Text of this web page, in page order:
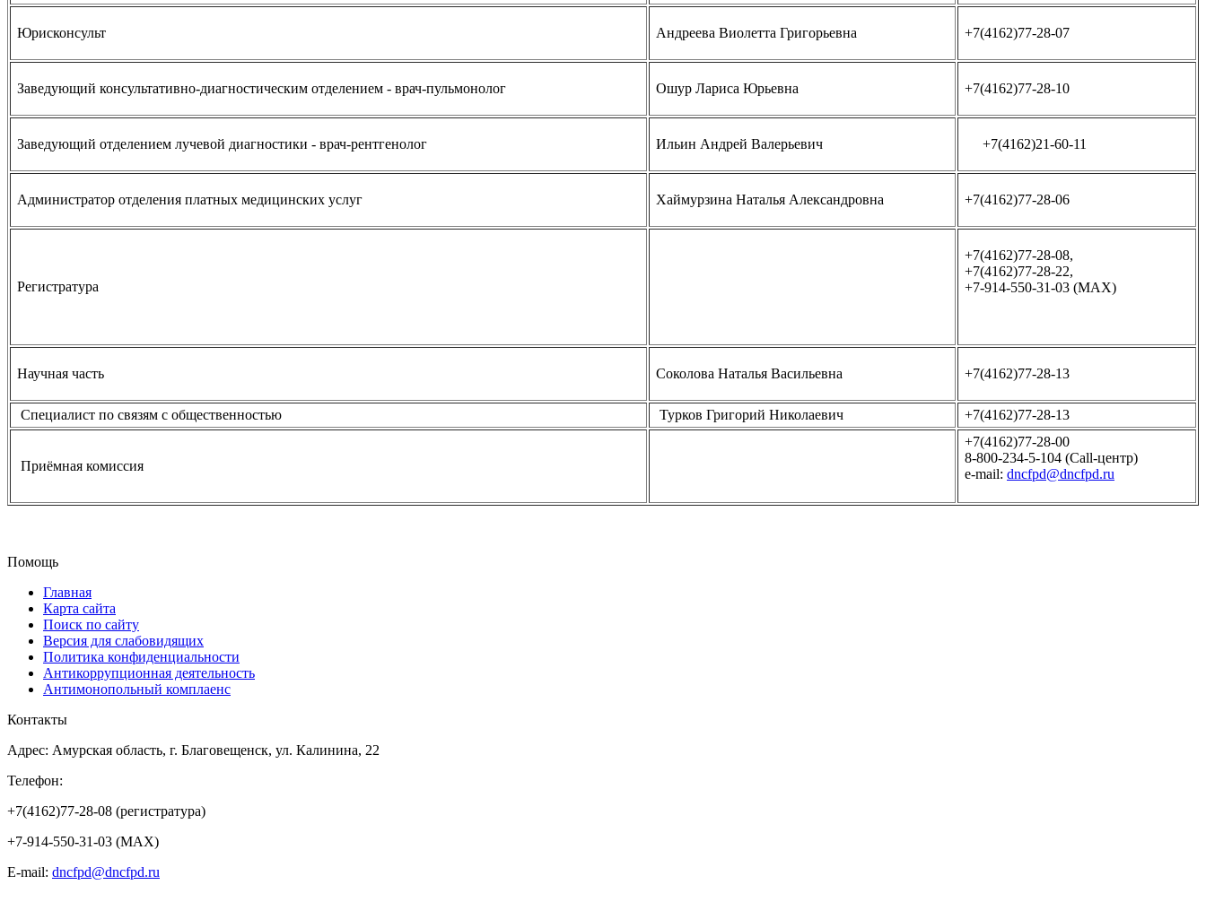
Юрисконсульт Андреева Виолетта Григорьевна +7(4162)77-28-07
Заведующий консультативно-диагностическим отделением - врач-пульмонолог Ошур Лариса Юрьевна +7(4162)77-28-10
Заведующий отделением лучевой диагностики - врач-рентгенолог Ильин Андрей Валерьевич +7(4162)21-60-11
Администратор отделения платных медицинских услуг Хаймурзина Наталья Александровна +7(4162)77-28-06
Регистратура
+7(4162)77-28-08,
+7(4162)77-28-22,
+7-914-550-31-03 (MAX)
Научная часть Соколова Наталья Васильевна +7(4162)77-28-13
Специалист по связям с общественностью Турков Григорий Николаевич +7(4162)77-28-13
Приёмная комиссия
+7(4162)77-28-00
8-800-234-5-104 (Call-центр)
e-mail: dncfpd@dncfpd.ru
Помощь
Главная
Карта сайта
Поиск по сайту
Версия для слабовидящих
Политика конфиденциальности
Антикоррупционная деятельность
Антимонопольный комплаенс
Контакты
Адрес: Амурская область, г. Благовещенск, ул. Калинина, 22
Телефон:
+7(4162)77-28-08 (регистратура)
+7-914-550-31-03 (MAX)
E-mail: dncfpd@dncfpd.ru